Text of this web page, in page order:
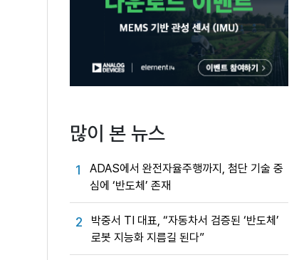
많이 본 뉴스
1
ADAS에서 완전자율주행까지, 첨단 기술 중
심에 ‘반도체’ 존재
2
박중서 TI 대표, “자동차서 검증된 ‘반도체’
로봇 지능화 지름길 된다”